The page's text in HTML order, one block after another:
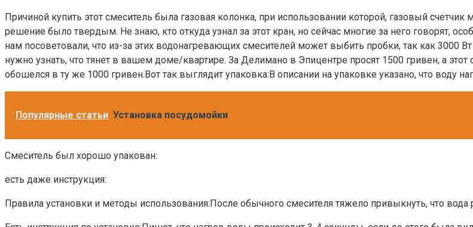
Причиной купить этот смеситель была газовая колонка, при использовании которой, газовый
решение было твердым. Не знаю, кто откуда узнал за этот кран, но сейчас многие за него говорят,
нам посоветовали, что из-за этих водонагревающих смесителей может выбить пробки, так как 3000
нужно узнать, что тянет в вашем доме/квартире. За Делимано в Эпицентре просят 1500 гривен, а
обошелся в ту же 1000 гривен.Вот так выглядит упаковка:В описании на упаковке указано, что воду
Популярные статьи Установка посудомойки
Смеситель был хорошо упакован:
есть даже инструкция:
Правила установки и методы использования:После обычного смесителя тяжело привыкнуть, что вода